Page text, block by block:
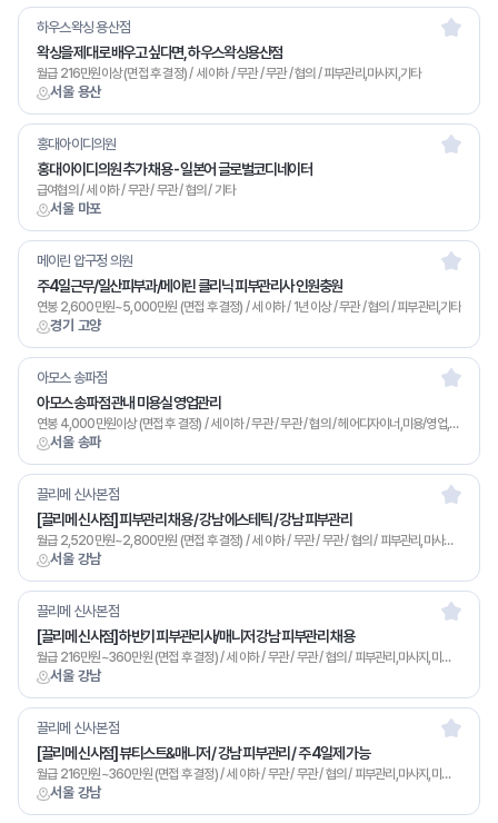
서울 용산
하우스왁싱 용산점
왁싱을 제대로 배우고 싶다면, 하우스왁싱용산점
월급 216만원이상 (면접 후 결정) / 세 이하 / 무관 / 무관 / 협의 / 피부관리,마사지,기타
서울 마포
홍대아이디의원
홍대 아이디의원 추가 채용 - 일본어 글로벌코디네이터
급여협의 / 세 이하 / 무관 / 무관 / 협의 / 기타
경기 고양
메이린 압구정 의원
주4일근무/일산피부과/메이린 클리닉 피부관리사 인원충원
연봉 2,600만원~5,000만원 (면접 후 결정) / 세 이하 / 1년 이상 / 무관 / 협의 / 피부관리,기타
서울 송파
아모스 송파점
아모스 송파점 관내 미용실 영업관리
연봉 4,000만원이상 (면접 후 결정) / 세 이하 / 무관 / 무관 / 협의 / 헤어디자이너,미용/영업,기타
서울 강남
끌리메 신사본점
[끌리메 신사점] 피부관리 채용 / 강남 에스테틱 / 강남 피부관리
월급 2,520만원~2,800만원 (면접 후 결정) / 세 이하 / 무관 / 무관 / 협의 / 피부관리,마사지,미용/영업,기타
서울 강남
끌리메 신사본점
[끌리메 신사점] 하반기 피부관리사/매니저 강남 피부관리 채용
월급 216만원~360만원 (면접 후 결정) / 세 이하 / 무관 / 무관 / 협의 / 피부관리,마사지,미용/영업,기타
서울 강남
끌리메 신사본점
[끌리메 신사점] 뷰티스트&매니저 / 강남 피부관리 / 주 4일제 가능
월급 216만원~360만원 (면접 후 결정) / 세 이하 / 무관 / 무관 / 협의 / 피부관리,마사지,미용/영업,기타